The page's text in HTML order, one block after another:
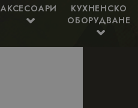
АКСЕСОАРИ
КУХНЕНСКО
ОБОРУДВАНЕ